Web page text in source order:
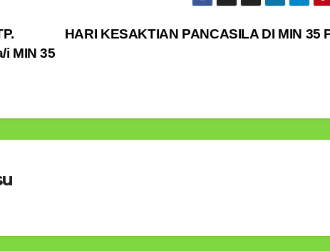
HARI KESAKTIAN PANCASILA DI MIN 35
i MIN 35